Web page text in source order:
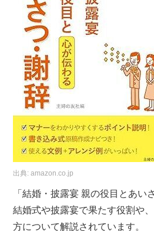
出典:amazon.co.jp
「結婚・披露宴 親の役目とあい
結婚式や披露宴で果たす役割や
方について解説されています。